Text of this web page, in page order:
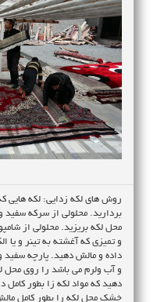
کم در مقابل فشارهایی مثل
فشرده شدن امکان برگشت
بندی : با توجه به موارد ذکر
منزل استفاده میکنید و یا
میتوانید از این فرشها
استاندارد وجود دارد که با
پرز به حد اقل رسیده و پس از
فرشهای ابریشم گونه با توجه
اطراف را به خود میگیرند.
روش های لکه زدایی: لکه هایی
بردارید. محلولی از سرکه
محل لکه بریزید. محلولی از
و تمیزی که آغشته به تینر و یا
داده و مالش دهید. پارچه
و آب ولرم می باشد را روی محل
دهید که مواد لکه زا بطور
خشک محل لکه را بطور کامل